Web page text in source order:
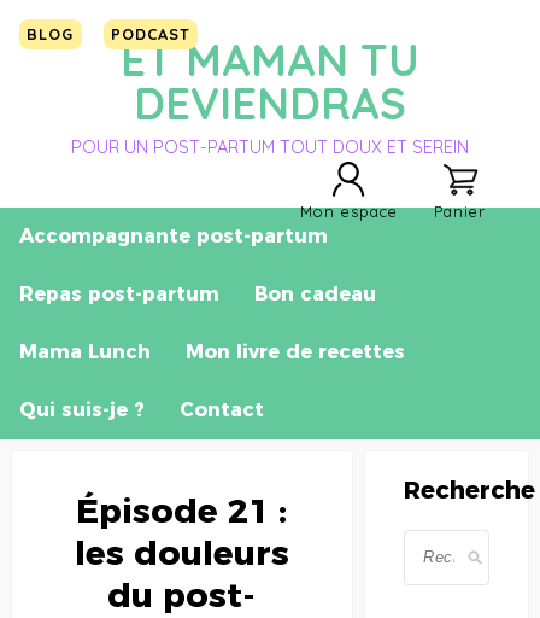
ET MAMAN TU
DEVIENDRAS
POUR UN POST-PARTUM TOUT DOUX ET SEREIN
Accompagnante post-partum
Repas post-partum Bon cadeau
Mama Lunch Mon livre de recettes
Qui suis-je ? Contact
BLOG PODCAST
Mon espace Panier
Épisode 21 :
les douleurs
du post-
Recherche